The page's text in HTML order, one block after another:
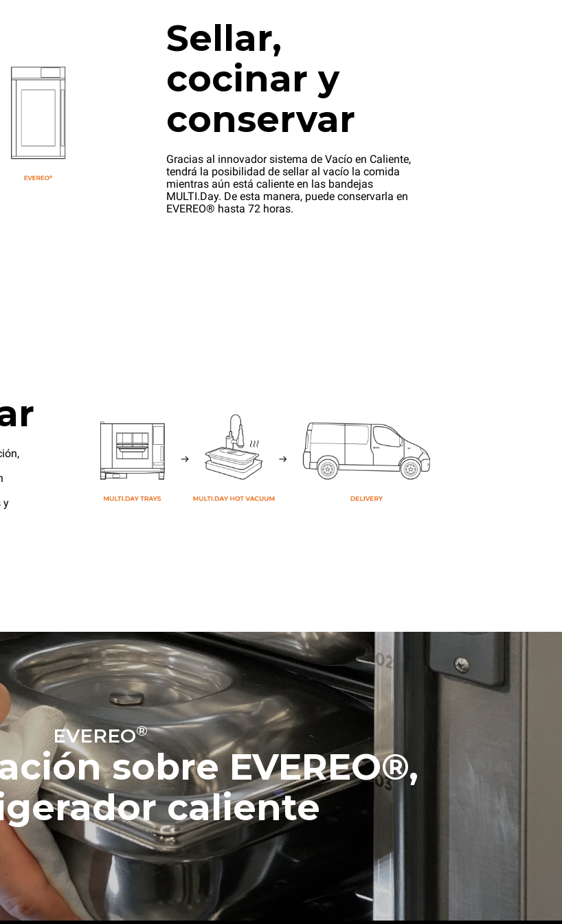
Sellar,
cocinar y
conservar
Gracias al innovador sistema de Vacío en Caliente,
tendrá la posibilidad de sellar al vacío la comida
mientras aún está caliente en las bandejas
MULTI.Day. De esta manera, puede conservarla en
EVEREO® hasta 72 horas.
y
EVEREO®
sobre EVEREO®,
caliente